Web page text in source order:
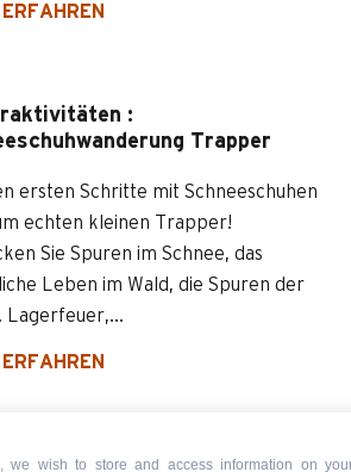
:
Trapper
ersten Schritte mit Schneeschuhen
echten kleinen Trapper!
Sie Spuren im Schnee, das
Leben im Wald, die Spuren der
Lagerfeuer,...
bei Nacht mit
, we wish to store and access information on